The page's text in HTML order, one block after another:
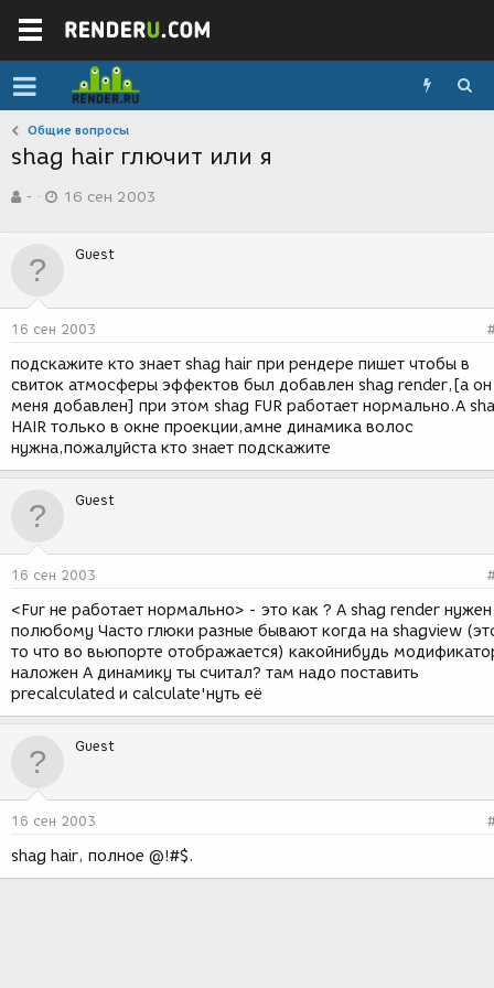
Общие вопросы
shag hair глючит или я
в
р
м
-
а
д
н
и
я
16 сен 2003
Guest
16 сен 2003
подскажите кто знает shag hair при рендере пишет чтобы в
свиток атмосферы эффектов был добавлен shag render,[а он
меня добавлен] при этом shag FUR работает нормально.A
HAIR только в окне проекции,амне динамика волос
нужна,пожалуйста кто знает подскажите
Guest
16 сен 2003
<Fur не работает нормально> - это как ? А shag render нужен
полюбому Часто глюки разные бывают когда на shagview
то что во вьюпорте отображается) какойнибудь
наложен А динамику ты считал? там надо поставить
precalculated и calculate'нуть её
Guest
16 сен 2003
shag hair, полное @!#$.